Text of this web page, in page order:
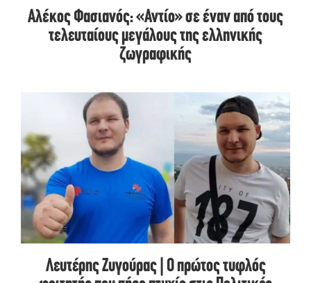
Αλέκος Φασιανός: «Αντίο» σε έναν από τους
τελευταίους μεγάλους της ελληνικής
ζωγραφικής
Λευτέρης Ζυγούρας | Ο πρώτος τυφλός